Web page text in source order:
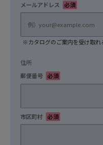
メールアドレス 必須
※カタログのご案内を受け取れ
住所
郵便番号 必須
市区町村 必須